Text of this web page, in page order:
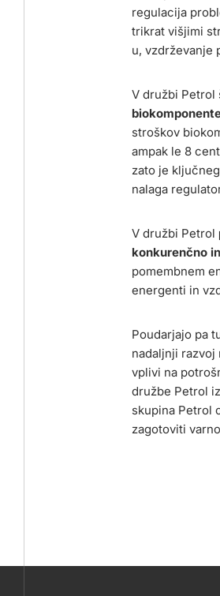
regulacija
trikrat višjimi
u, vzdrževanje
V družbi Petrol
stroškov
ampak le 8
zato je
nalaga
V družbi Petrol
konkurenčno
pomembnem
energenti in
Poudarjajo pa
nadaljnji razvoj
vplivi na
družbe Petrol
skupina Petrol
zagotoviti